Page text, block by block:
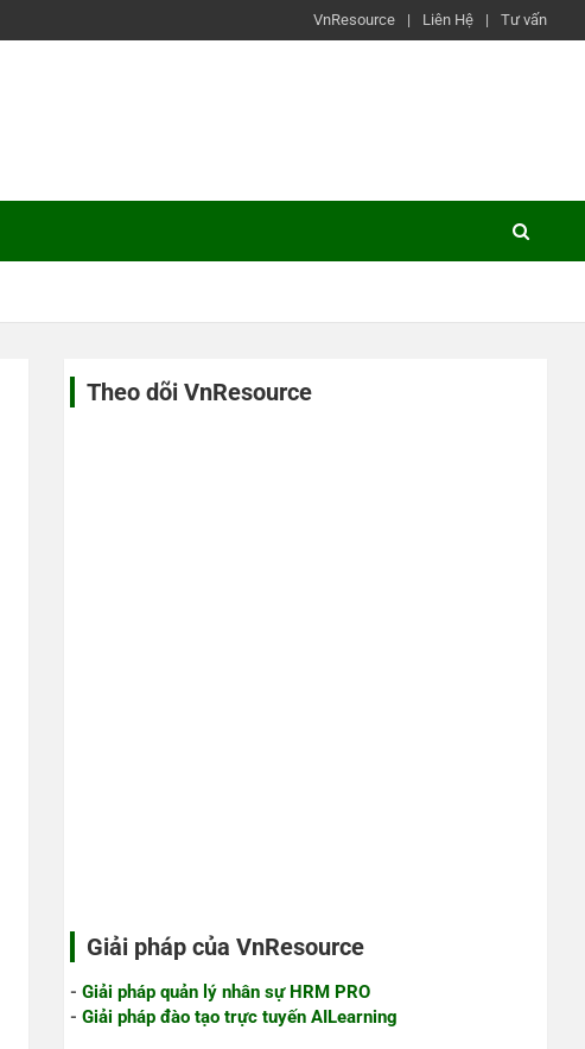
VnResource Liên Hệ Tư vấn
Theo dõi VnResource
Giải pháp của VnResource
-Giải pháp quản lý nhân sự HRM PRO
-Giải pháp đào tạo trực tuyến AILearning